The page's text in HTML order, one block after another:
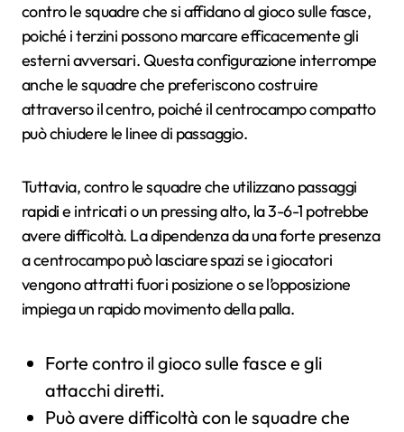
contro le squadre che si affidano al gioco sulle fasce,
poiché i terzini possono marcare efficacemente gli
esterni avversari. Questa configurazione interrompe
anche le squadre che preferiscono costruire
attraverso il centro, poiché il centrocampo compatto
può chiudere le linee di passaggio.
Tuttavia, contro le squadre che utilizzano passaggi
rapidi e intricati o un pressing alto, la 3-6-1 potrebbe
avere difficoltà. La dipendenza da una forte presenza
a centrocampo può lasciare spazi se i giocatori
vengono attratti fuori posizione o se l’opposizione
impiega un rapido movimento della palla.
Forte contro il gioco sulle fasce e gli
attacchi diretti.
Può avere difficoltà con le squadre che